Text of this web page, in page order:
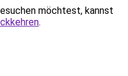
möchtest, kannst
.